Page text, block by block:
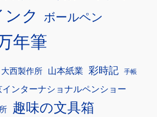
ク ボールペン
年筆
大西製作所 山本紙業 彩時記 手帳
インターナショナルペンショー
趣味の文具箱